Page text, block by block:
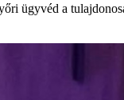
ügyvéd a